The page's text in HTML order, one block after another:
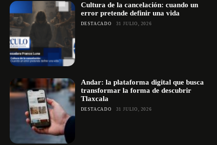
Cultura de la cancelación: cuando un
error pretende definir una vida
DESTACADO 31 JULIO, 2026
Andar: la plataforma digital que busca
transformar la forma de descubrir
Tlaxcala
DESTACADO 31 JULIO, 2026